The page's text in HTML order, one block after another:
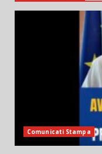
Comunicati Stampa